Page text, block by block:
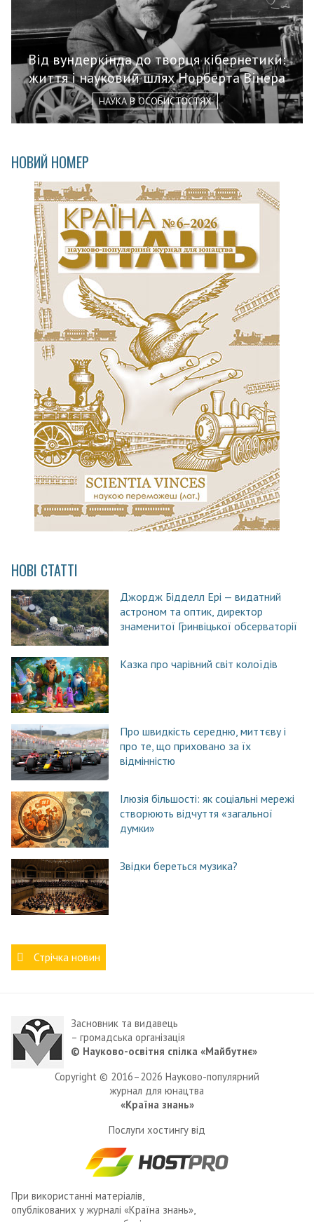
Від вундеркінда до творця кібернетики:
життя і науковий шлях Норберта Вінера
НАУКА В ОСОБИСТОСТЯХ
НОВИЙ НОМЕР
НОВІ СТАТТІ
Джордж Бідделл Ері — видатний
астроном та оптик, директор
знаменитої Гринвіцької обсерваторії
Казка про чарівний світ колоїдів
Про швидкість середню, миттєву і
про те, що приховано за їх
відмінністю
Ілюзія більшості: як соціальні мережі
створюють відчуття «загальної
думки»
Звідки береться музика?
Стрічка новин
Засновник та видавець
– громадська організація
© Науково-освітня спілка «Майбутнє»
Copyright © 2016–2026 Науково-популярний
журнал для юнацтва
«Країна знань»
Послуги хостингу від
При використанні матеріалів,
опублікованих у журналі «Країна знань»,